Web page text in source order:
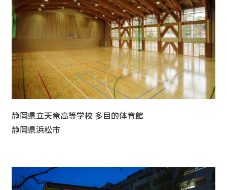
静岡県立天竜高等学校 多目的体育館
静岡県浜松市